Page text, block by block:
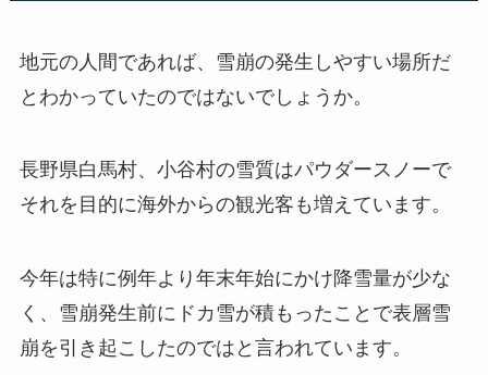
地元の人間であれば、雪崩の発生しやすい場所だ
とわかっていたのではないでしょうか。
長野県白馬村、小谷村の雪質はパウダースノーで
それを目的に海外からの観光客も増えています。
今年は特に例年より年末年始にかけ降雪量が少な
く、雪崩発生前にドカ雪が積もったことで表層雪
崩を引き起こしたのではと言われています。